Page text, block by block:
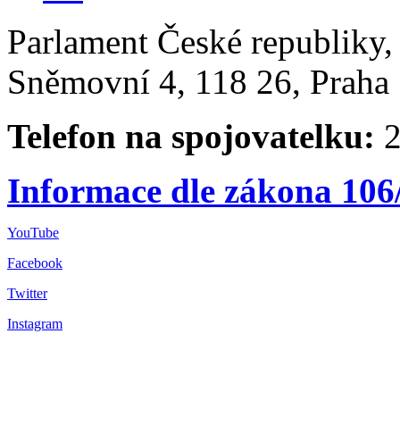
Parlament České
Sněmovní 4, 118 26,
Telefon na spojovatelku:
Informace dle zákona
YouTube
Facebook
Twitter
Instagram